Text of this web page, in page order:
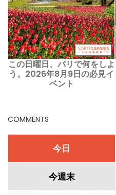
この日曜日、パリで何をしよ
う。2026年8月9日の必見イ
ベント
COMMENTS
今日
今週末